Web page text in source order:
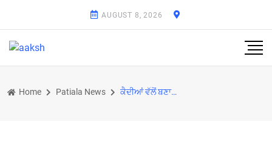
AUGUST 8, 2026
Home Patiala News ਕੈਦੀਆਂ ਵੱਲੋਂ ਬਣਾਈਆਂ ਵਸਤਾਂ ਦੀ ਜ਼ਿਲ੍ਹਾ ਕੋਰਟ ਕੰਪਲੈਕਸ ਵਿਖੇ ਲਗਾਈ ਪ੍ਰਦਰਸ਼ਨੀ